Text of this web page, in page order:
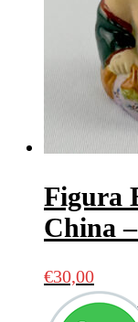
Figura
China
€30,00